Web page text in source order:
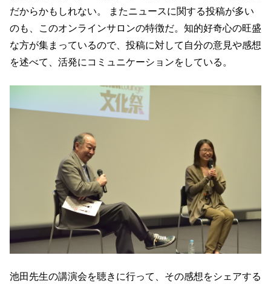
だからかもしれない。 またニュースに関する投稿が多い
のも、このオンラインサロンの特徴だ。知的好奇心の旺盛
な方が集まっているので、投稿に対して自分の意見や感想
を述べて、活発にコミュニケーションをしている。
池田先生の講演会を聴きに行って、その感想をシェアする